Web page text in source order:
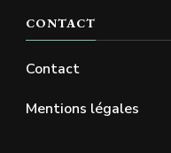
CONTACT
Contact
Mentions légales